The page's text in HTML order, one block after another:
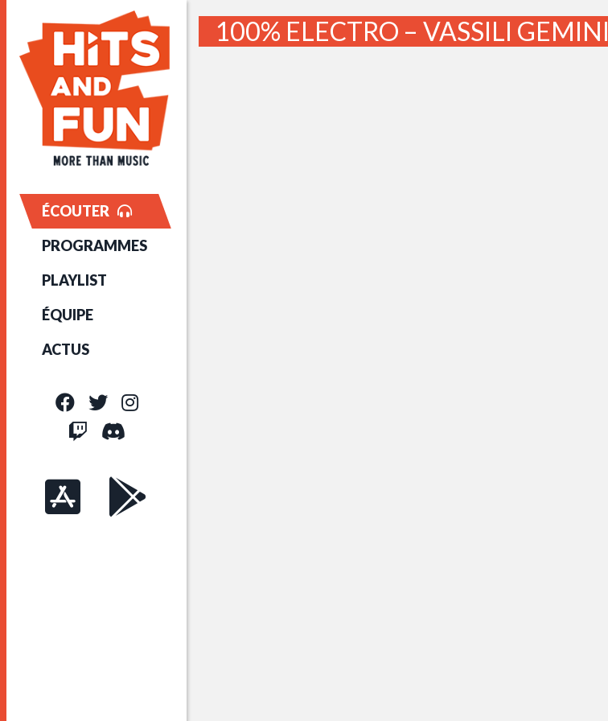
ÉCOUTER
PROGRAMMES
PLAYLIST
ÉQUIPE
ACTUS
100% ELECTRO – VASSILI GEMINI